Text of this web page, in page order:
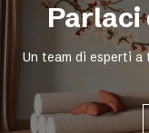
Parlaci
Un team di esperti